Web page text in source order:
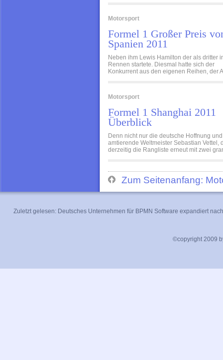
Motorsport
Formel 1 Großer Preis
Spanien 2011
Neben ihm Lewis Hamilton der als dritter
Rennen startete. Diesmal hatte sich der
Konkurrent aus den eigenen Reihen, der
Motorsport
Formel 1 Shanghai 2011
Überblick
Denn nicht nur die deutsche Hoffnung und
amtierende Weltmeister Sebastian Vettel,
derzeitig die Rangliste erneut mit zwei
Zum Seitenanfang:
Zuletzt gelesen: Deutsches Unternehmen für BPMN Software expandiert
©copyright 2009